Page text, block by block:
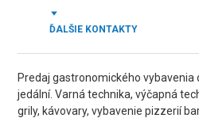
ĎALŠIE KONTAKTY
Predaj gastronomického vybavenia
jedální. Varná technika, výčapná
grily, kávovary, vybavenie pizzerií